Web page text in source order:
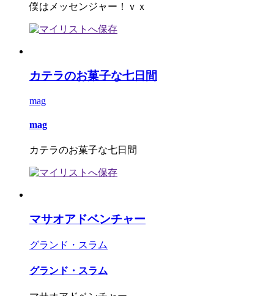
僕はメッセンジャー！ｖｘ
カテラのお菓子な七日間
mag
mag
カテラのお菓子な七日間
マサオアドベンチャー
グランド・スラム
グランド・スラム